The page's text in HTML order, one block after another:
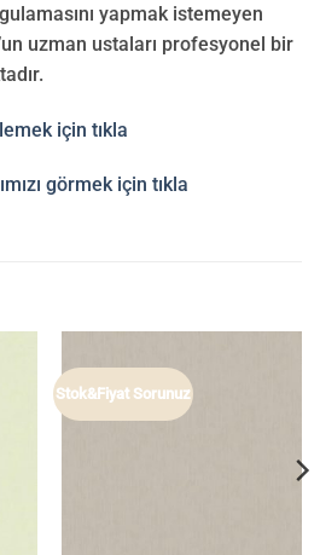
yapmak istemeyen
uzman ustaları profesyonel bir
için tıkla
görmek için tıkla
Stok&Fiyat Sorunuz